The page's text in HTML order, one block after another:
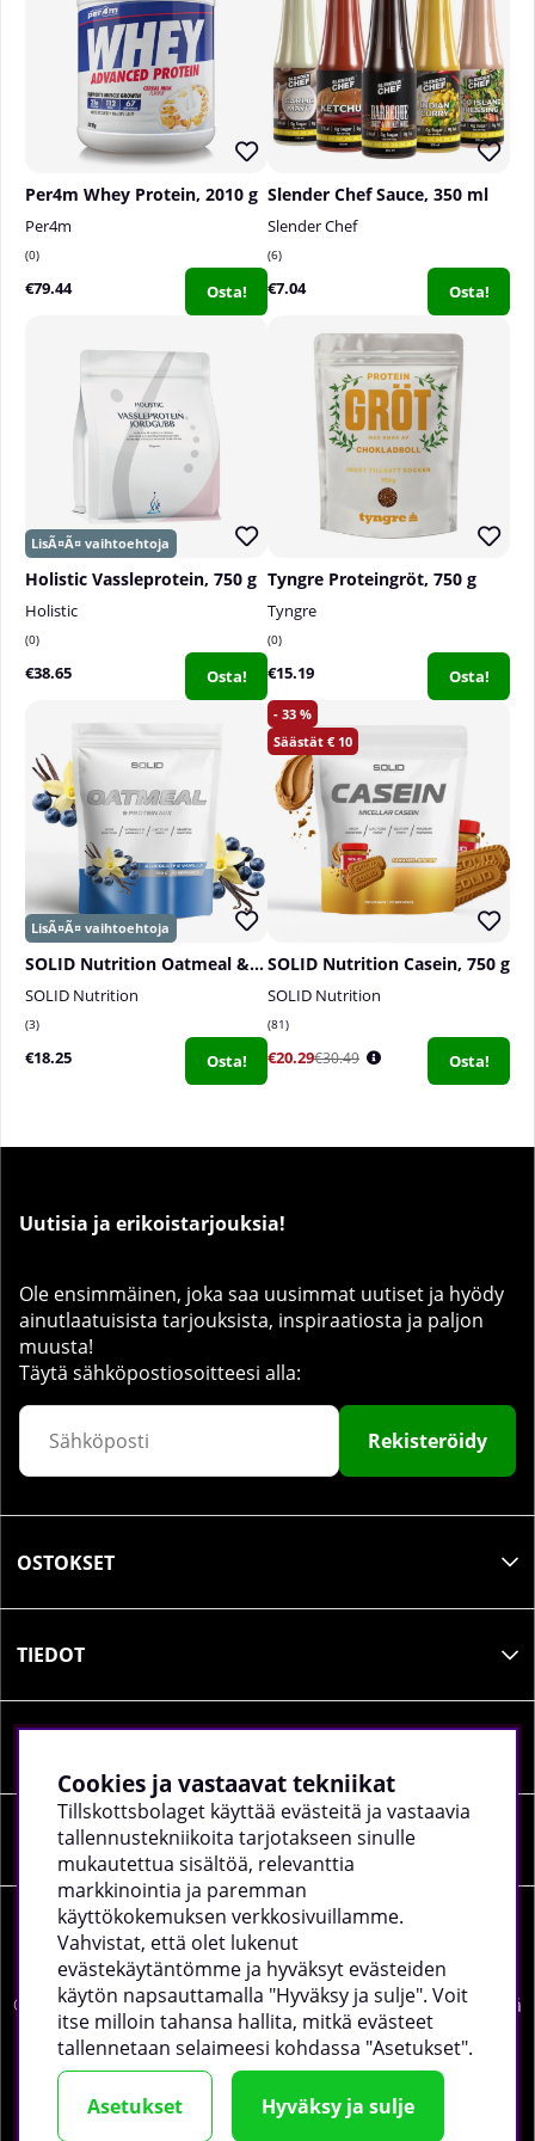
Per4m Whey Protein, 2010 g
Per4m
0
€79.44 Osta!
Slender Chef Sauce, 350 ml
Slender Chef
6
€7.04 Osta!
Holistic Vassleprotein, 750 g
Holistic
0
€38.65 Osta!
Tyngre Proteingröt, 750 g
Tyngre
0
€15.19 Osta!
SOLID Nutrition Oatmeal & Protein Mix, 750 g
SOLID Nutrition
3
€18.25 Osta!
33
10
SOLID Nutrition Casein, 750 g
SOLID Nutrition
81
€20.29€30.49 Osta!
Uutisia ja erikoistarjouksia!
Ole ensimmäinen, joka saa uusimmat uutiset ja hyödy
ainutlaatuisista tarjouksista, inspiraatiosta ja paljon
muusta!
Täytä sähköpostiosoitteesi alla:
Rekisteröidy
OSTOKSET
TIEDOT
YRITYKSEN TIEDOT
© 2026 tillskottsbolaget.fi. Käytämme evästeitä -lue lisää
täältä.
Cookies ja vastaavat tekniikat
Tillskottsbolaget käyttää evästeitä ja vastaavia
tallennustekniikoita tarjotakseen sinulle
mukautettua sisältöä, relevanttia
markkinointia ja paremman
käyttökokemuksen verkkosivuillamme.
Vahvistat, että olet lukenut
evästekäytäntömme ja hyväksyt evästeiden
käytön napsauttamalla "Hyväksy ja sulje". Voit
itse milloin tahansa hallita, mitkä evästeet
tallennetaan selaimeesi kohdassa "Asetukset".
Asetukset Hyväksy ja sulje